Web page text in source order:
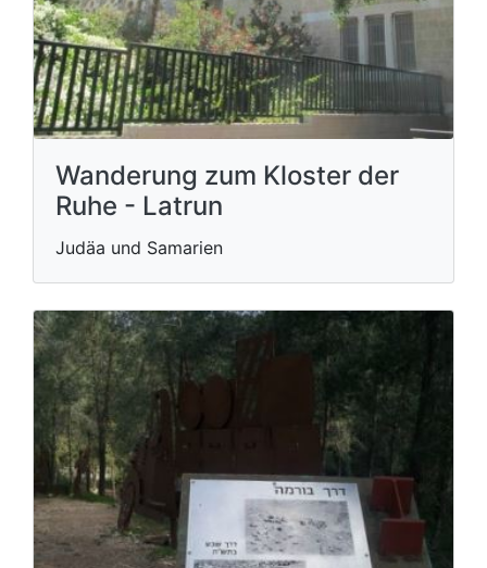
Wanderung zum Kloster der
Ruhe - Latrun
Judäa und Samarien